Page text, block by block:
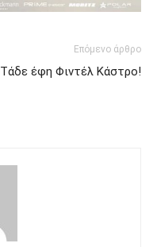
Επόμενο άρθρο
Tάδε έφη Φιντέλ Κάστρο!